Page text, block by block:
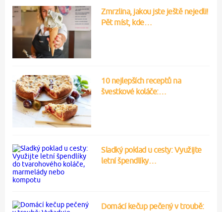
Zmrzlina, jakou jste ještě nejedli!
Pět míst, kde…
10 nejlepších receptů na
švestkové koláče:…
Sladký poklad u cesty: Využijte
letní špendlíky…
Domácí kečup pečený v troubě: